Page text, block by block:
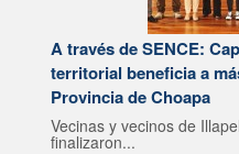
A través de SENCE:
territorial beneficia a
Provincia de Choapa
Vecinas y vecinos de
finalizaron...